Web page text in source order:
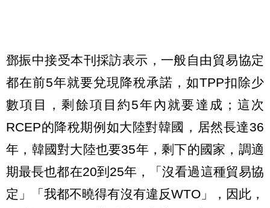
鄧振中接受本刊採訪表示，一般自由貿易協定
都在前5年就要兌現降稅承諾，如TPP扣除少
數項目，剩餘項目約5年內就要達成；這次
RCEP的降稅期例如大陸對韓國，居然長達36
年，韓國對大陸也要35年，剩下的國家，調適
期最長也都在20到25年，「沒看過這種貿易協
定」「我都不曉得有沒有違反WTO」，因此，